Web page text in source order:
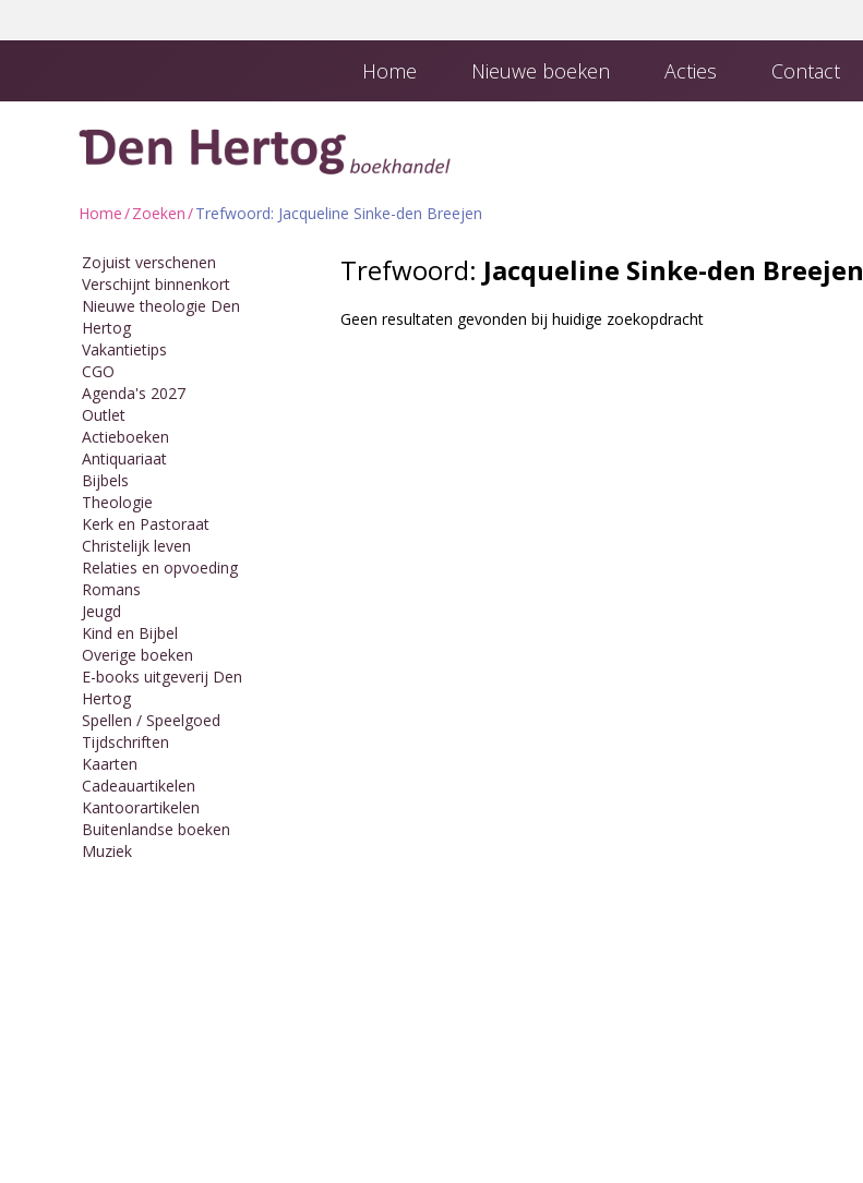
Home Nieuwe boeken Acties Contact
Home/Zoeken/Trefwoord: Jacqueline Sinke-den Breejen
Zojuist verschenen
Verschijnt binnenkort
Nieuwe theologie Den
Hertog
Vakantietips
CGO
Agenda's 2027
Outlet
Actieboeken
Antiquariaat
Bijbels
Theologie
Kerk en Pastoraat
Christelijk leven
Relaties en opvoeding
Romans
Jeugd
Kind en Bijbel
Overige boeken
E-books uitgeverij Den
Hertog
Spellen / Speelgoed
Tijdschriften
Kaarten
Cadeauartikelen
Kantoorartikelen
Buitenlandse boeken
Muziek
Trefwoord: Jacqueline Sinke-den Breejen
Geen resultaten gevonden bij huidige zoekopdracht